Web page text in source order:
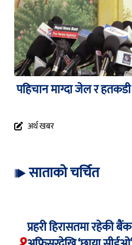
पहिचान माग्दा जेल र
अर्थ खबर
साताको चर्चित
प्रहरी हिरासतमा रहेकी